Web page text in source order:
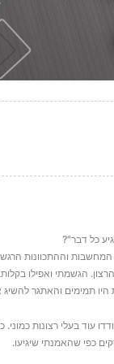
כל דבר"?
וההתכוונות
הגשמתי ואפילו בקלות.
עוד בעלי רצונות
כפי שהאמנתי שיגיעו.